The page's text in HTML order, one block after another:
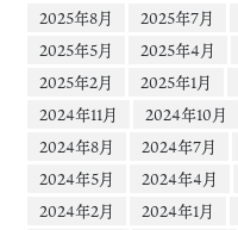
2025年8月
2025年7月
2025年5月
2025年4月
2025年2月
2025年1月
2024年11月
2024年10月
2024年8月
2024年7月
2024年5月
2024年4月
2024年2月
2024年1月